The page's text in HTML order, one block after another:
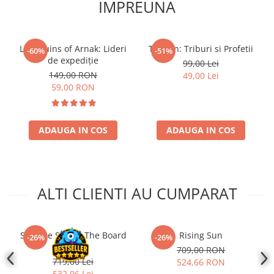
Hello Kitty - Produse Oficiale
Sanrio
Comic Books (Benzi Desenate)
Trading Card Games
Yu-Gi-Oh!
Accesorii TCG
Cardfight!! Vanguard
Weis Schwarz
Flesh and Blood
IMPREUNA
-60%
Lost Ruins of Arnak: Lideri
de expediție
149,00 RON
59,00 RON
ADAUGA IN COS
-51%
Tzolk'in: Triburi si Profetii
99,00 Lei
49,00 Lei
ADAUGA IN COS
ALTI CLIENTI AU CUMPARAT
-26%
Slay the Spire - The Board
Game
719,00 Lei
-26%
Rising Sun
709,00 RON
524,66 RON